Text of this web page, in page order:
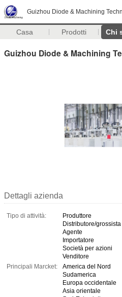
Guizhou Diode & Machining
Casa Prodotti Chi
Guizhou Diode & Machining
Dettagli azienda
Tipo di attività:
Produttore
Distributore/grossista
Agente
Importatore
Società per azioni
Venditore
Principali Marcket:
America del Nord
Sudamerica
Europa occidentale
Asia orientale